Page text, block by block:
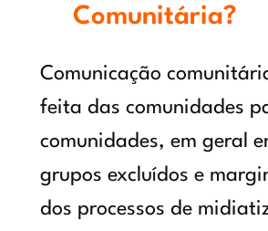
Comunitária?
Comunicação
feita das comunidades
comunidades, em geral
grupos excluídos e
dos processos de